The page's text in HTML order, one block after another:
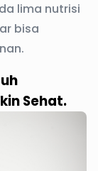
lima nutrisi
bisa
Sehat.